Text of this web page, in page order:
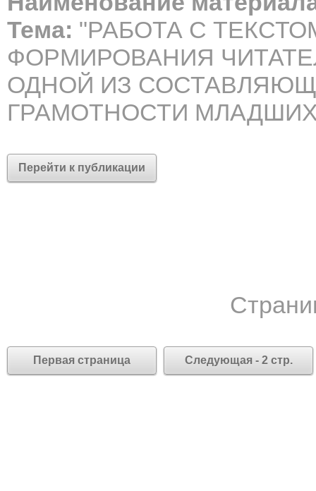
Тема: "РАБОТА С
ФОРМИРОВАНИЯ
ОДНОЙ ИЗ
ГРАМОТНОСТИ
Перейти к публикации
Первая страница Следующая - 2 стр.